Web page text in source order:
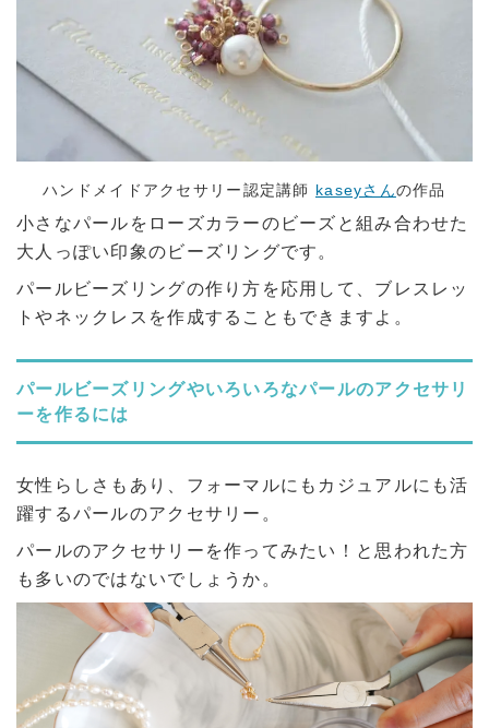
ハンドメイドアクセサリー認定講師 kaseyさんの作品
小さなパールをローズカラーのビーズと組み合わせた
大人っぽい印象のビーズリングです。
パールビーズリングの作り方を応用して、ブレスレッ
トやネックレスを作成することもできますよ。
パールビーズリングやいろいろなパールのアクセサリ
ーを作るには
女性らしさもあり、フォーマルにもカジュアルにも活
躍するパールのアクセサリー。
パールのアクセサリーを作ってみたい！と思われた方
も多いのではないでしょうか。